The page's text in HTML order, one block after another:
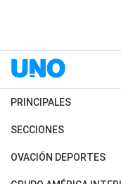
PRINCIPALES
Últimas Noticias
Política
SECCIONES
Horóscopo
Motores
OVACIÓN DEPORTES